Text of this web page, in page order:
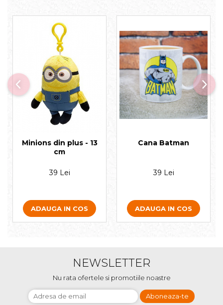
Minions din plus - 13
cm
39 Lei
ADAUGA IN COS
Cana Batman
39 Lei
ADAUGA IN COS
NEWSLETTER
Nu rata ofertele si promotiile noastre